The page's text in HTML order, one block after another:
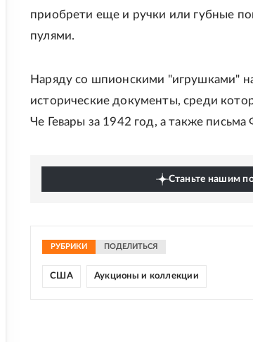
приобрети еще и ручки или губные
пулями.
Наряду со шпионскими "игрушками"
исторические документы, среди
Че Гевары за 1942 год, а также
Станьте нашим
РУБРИКИ ПОДЕЛИТЬСЯ
США Аукционы и коллекции